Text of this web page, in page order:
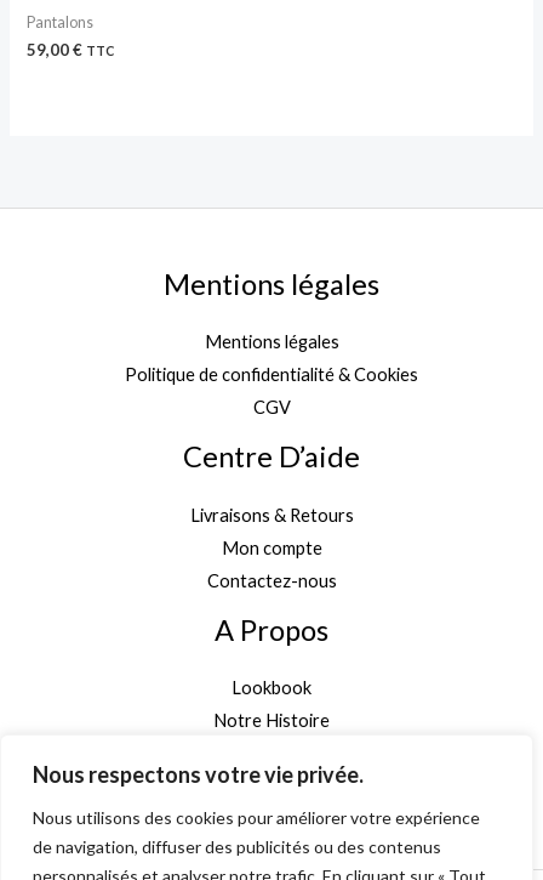
Nous respectons votre vie privée.
Nous utilisons des cookies pour améliorer votre expérience
de navigation, diffuser des publicités ou des contenus
personnalisés et analyser notre trafic. En cliquant sur « Tout
Pantalons
59,00€ TTC
Mentions légales
Mentions légales
Politique de confidentialité & Cookies
CGV
Centre D’aide
Livraisons & Retours
Mon compte
Contactez-nous
A Propos
Lookbook
Notre Histoire
Inscription newsletter